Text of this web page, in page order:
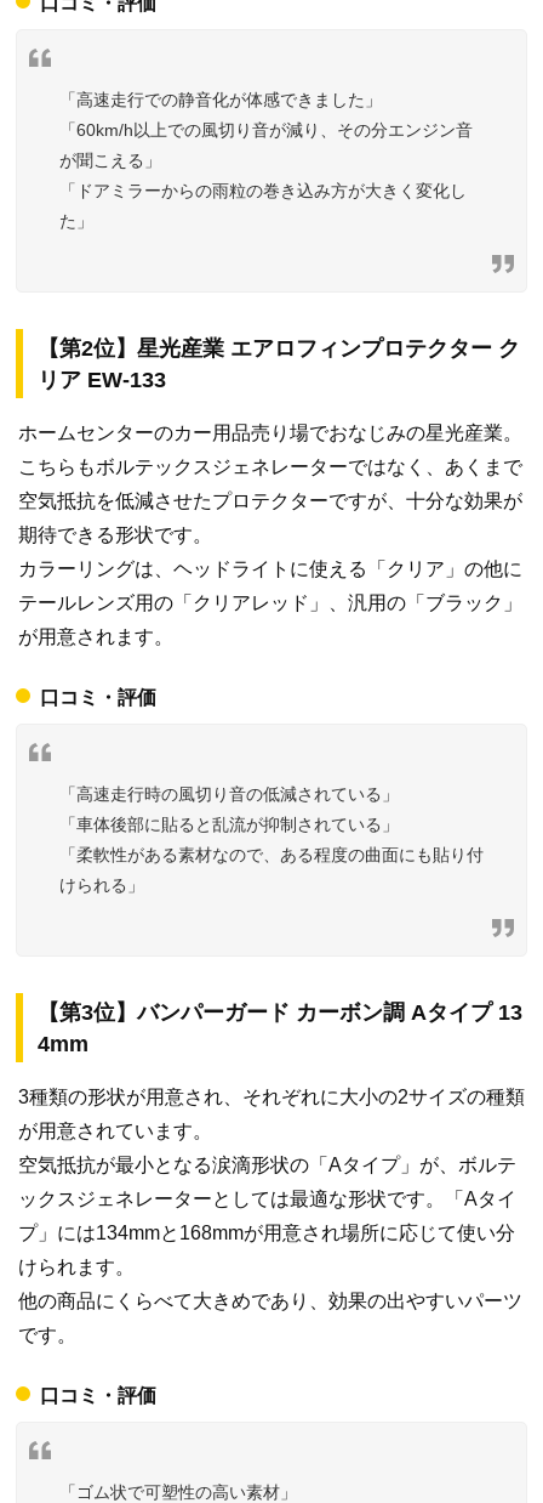
「高速走行での静音化が体感できました」
「60km/h以上での風切り音が減り、その分エンジン音
が聞こえる」
「ドアミラーからの雨粒の巻き込み方が大きく変化し
た」
【第2位】星光産業 エアロフィンプロテクター ク
リア EW-133
ホームセンターのカー用品売り場でおなじみの星光産業。
こちらもボルテックスジェネレーターではなく、あくまで
空気抵抗を低減させたプロテクターですが、十分な効果が
期待できる形状です。
カラーリングは、ヘッドライトに使える「クリア」の他に
テールレンズ用の「クリアレッド」、汎用の「ブラック」
が用意されます。
口コミ・評価
「高速走行時の風切り音の低減されている」
「車体後部に貼ると乱流が抑制されている」
「柔軟性がある素材なので、ある程度の曲面にも貼り付
けられる」
【第3位】バンパーガード カーボン調 Aタイプ 13
4mm
3種類の形状が用意され、それぞれに大小の2サイズの種類
が用意されています。
空気抵抗が最小となる涙滴形状の「Aタイプ」が、ボルテ
ックスジェネレーターとしては最適な形状です。「Aタイ
プ」には134mmと168mmが用意され場所に応じて使い分
けられます。
他の商品にくらべて大きめであり、効果の出やすいパーツ
です。
口コミ・評価
「ゴム状で可塑性の高い素材」